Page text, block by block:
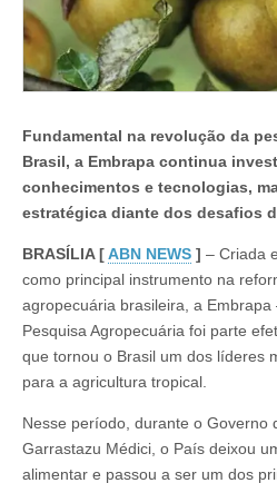
Fundamental na revolução da
Brasil, a Embrapa continua
conhecimentos e tecnologias,
estratégica diante dos desafios
BRASÍLIA [ABN NEWS ] – Criada
como principal instrumento na
agropecuária brasileira, a Embrapa
Pesquisa Agropecuária foi parte
que tornou o Brasil um dos líderes
para a agricultura tropical.
Nesse período, durante o Governo
Garrastazu Médici, o País deixou
alimentar e passou a ser um dos